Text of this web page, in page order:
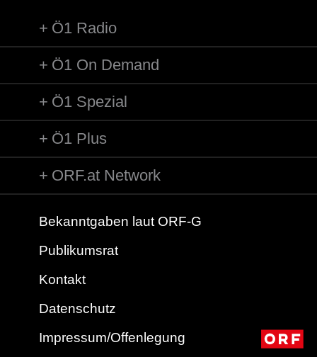
Ö1 Radio
Ö1 On Demand
Ö1 Spezial
Ö1 Plus
ORF.at Network
Bekanntgaben laut ORF-G
Publikumsrat
Kontakt
Datenschutz
Impressum/Offenlegung